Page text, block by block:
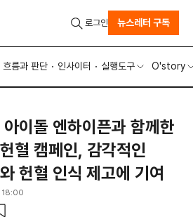
흐름과 판단 인사이터 실행도구 O'story
로그인 뉴스레터 구독
이돌 엔하이픈과 함께한
혈 캠페인, 감각적인
헌혈 인식 제고에 기여